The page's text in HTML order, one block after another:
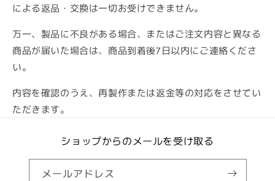
による返品・交換は一切お受けできません。
万一、製品に不良がある場合、またはご注文内容と異なる
商品が届いた場合は、商品到着後7日以内にご連絡くださ
い。
内容を確認のうえ、再製作または返金等の対応をさせてい
ただきます。
ショップからのメールを受け取る
メールアドレス